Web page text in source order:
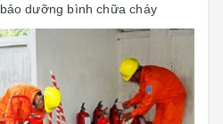
dưỡng bình chữa cháy